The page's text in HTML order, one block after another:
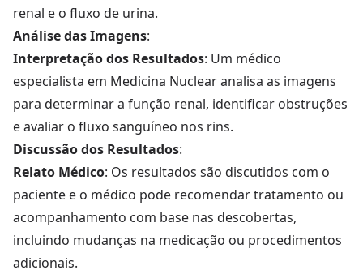
renal e o fluxo de urina.
Análise das Imagens:
Interpretação dos Resultados: Um médico
especialista em Medicina Nuclear analisa as imagens
para determinar a função renal, identificar obstruções
e avaliar o fluxo sanguíneo nos rins.
Discussão dos Resultados:
Relato Médico: Os resultados são discutidos com o
paciente e o médico pode recomendar tratamento ou
acompanhamento com base nas descobertas,
incluindo mudanças na medicação ou procedimentos
adicionais.